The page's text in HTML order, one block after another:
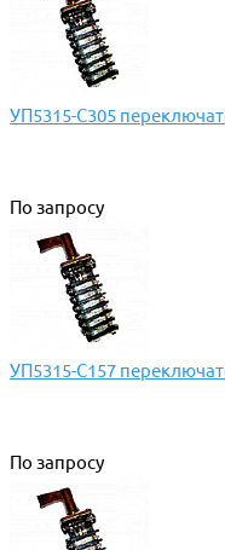
УП5315-С305
По запросу
УП5315-С157
По запросу